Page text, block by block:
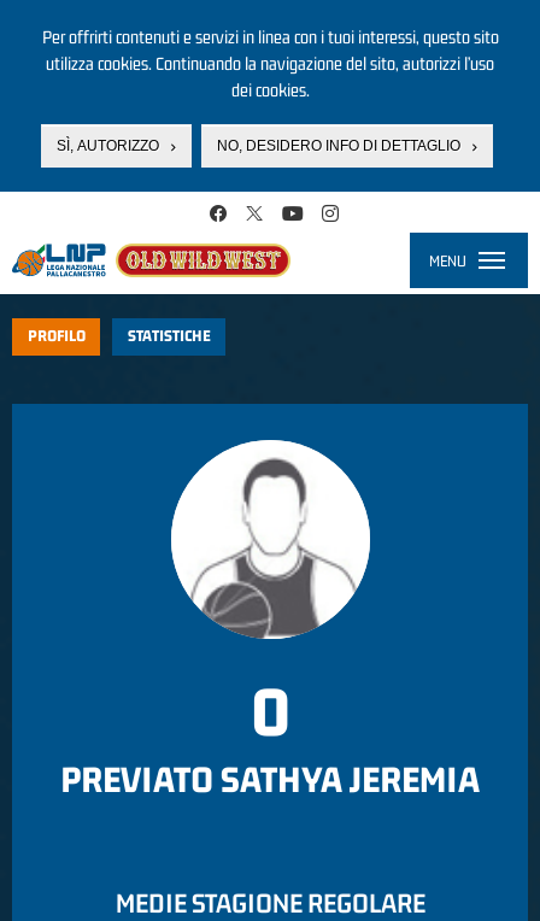
Per offrirti contenuti e servizi in linea con i tuoi interessi, questo sito
utilizza cookies. Continuando la navigazione del sito, autorizzi l’uso
dei cookies.
SÌ, AUTORIZZO NO, DESIDERO INFO DI DETTAGLIO
MENU
PROFILO STATISTICHE
0
PREVIATO SATHYA JEREMIA
MEDIE STAGIONE REGOLARE